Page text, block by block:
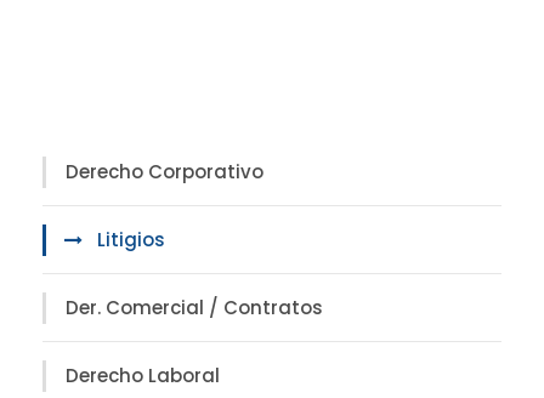
Derecho Corporativo
Litigios
Der. Comercial / Contratos
Derecho Laboral